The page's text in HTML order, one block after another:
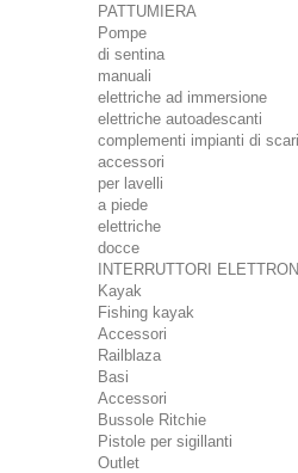
PATTUMIERA
Pompe
di sentina
manuali
elettriche ad immersione
elettriche autoadescanti
complementi impianti di
accessori
per lavelli
a piede
elettriche
docce
INTERRUTTORI
Kayak
Fishing kayak
Accessori
Railblaza
Basi
Accessori
Bussole Ritchie
Pistole per sigillanti
Outlet